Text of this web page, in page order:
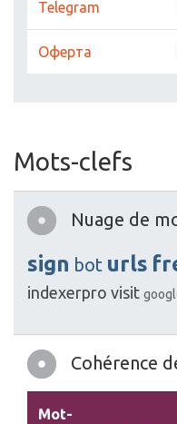
Telegram
Оферта
Mots-clefs
Nuage de
sign bot urls
indexerpro visit
Cohérence
Mot-